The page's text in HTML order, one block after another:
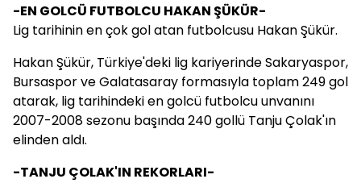
-EN GOLCÜ FUTBOLCU HAKAN ŞÜKÜR-
Lig tarihinin en çok gol atan futbolcusu Hakan Şükür.
Hakan Şükür, Türkiye'deki lig kariyerinde Sakaryaspor,
Bursaspor ve Galatasaray formasıyla toplam 249 gol
atarak, lig tarihindeki en golcü futbolcu unvanını
2007-2008 sezonu başında 240 gollü Tanju Çolak'ın
elinden aldı.
-TANJU ÇOLAK'IN REKORLARI-